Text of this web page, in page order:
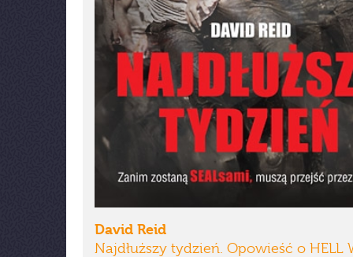
David Reid
Najdłuższy tydzień. Opowieść o HELL